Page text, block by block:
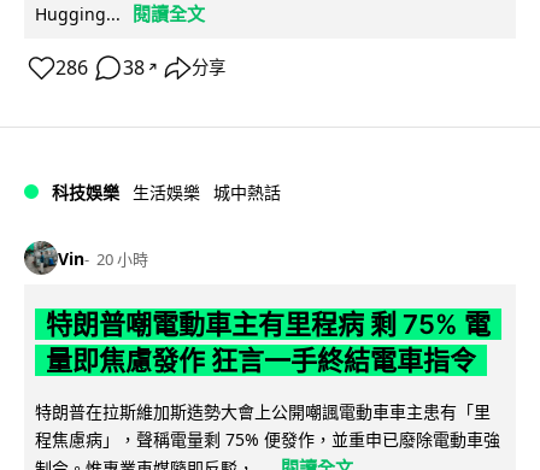
Hugging...
閱讀全文
286 38 ↗ 分享
科技娛樂 生活娛樂 城中熱話
Vin 20 小時
特朗普嘲電動車主有里程病 剩 75% 電
量即焦慮發作 狂言一手終結電車指令
特朗普在拉斯維加斯造勢大會上公開嘲諷電動車車主患有「里
程焦慮病」，聲稱電量剩 75% 便發作，並重申已廢除電動車強